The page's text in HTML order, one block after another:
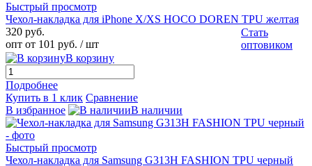
Быстрый просмотр
Чехол-накладка для iPhone X/XS HOCO DOREN TPU желтая
320 руб.
опт от 101 руб. / шт
Стать
оптовиком
В корзину
Подробнее
Купить в 1 клик Сравнение
В избранное
В наличии
Быстрый просмотр
Чехол-накладка для Samsung G313H FASHION TPU черный